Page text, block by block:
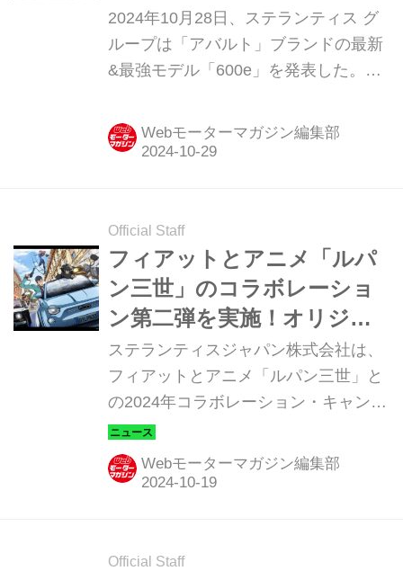
／h加速は5.9秒！
2024年10月28日、ステランティス グ
ループは「アバルト」ブランドの最新
&最強モデル「600e」を発表した。英
フィアット 600eをベースに2バージョ
ンを設定 サソリのマークでお馴染みの
最新モデルが、フィアット 600eをベ
ースにした「アバルト 600e」だ。こ
のクルマはステランティス モータース
ポーツと共同開発され、電動ホットハ
ッチの新たな基準を設定するだろう。
アバルト 600eには標準モデルと、ブ
ランド設立の1949年に合わせた1949
台限定の「スコーピオニッシマ」の2...
Webモーターマガジン編集部
Official Staff
フィアットとアニメ「ルパ
ン三世」のコラボレーショ
ン第二弾を実施！オリジナ
ルの短編小説およびイラス
トを公開
ステランティスジャパン株式会社は、
フィアットとアニメ「ルパン三世」と
の2024年コラボレーション・キャンペ
ーンを実施する。これはフィアット・
ブランドの新型EV「600e」が9月10日
に発売されたことを記念し、実施され
る。
Webモーターマガジン編集部
Official Staff